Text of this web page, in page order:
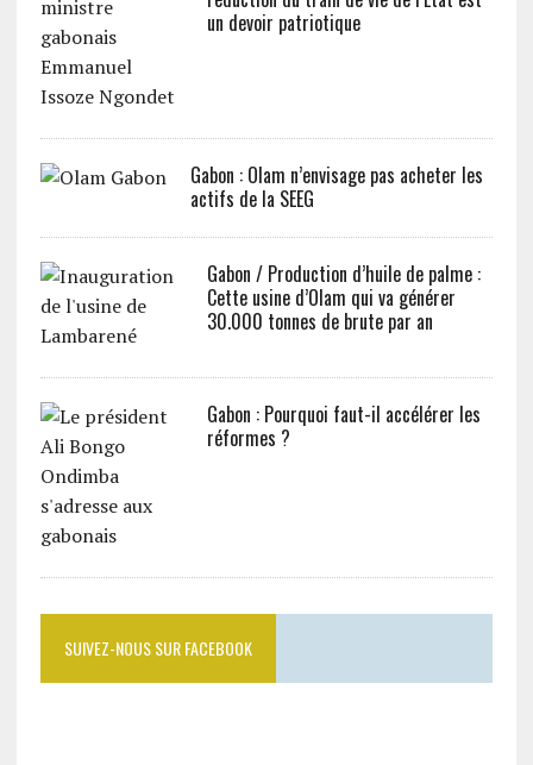
un devoir patriotique
Gabon : Olam n’envisage pas acheter les
actifs de la SEEG
Gabon / Production d’huile de palme :
Cette usine d’Olam qui va générer
30.000 tonnes de brute par an
Gabon : Pourquoi faut-il accélérer les
réformes ?
SUIVEZ-NOUS SUR FACEBOOK